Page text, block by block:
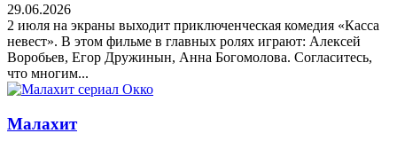
29.06.2026
2 июля на экраны выходит приключенческая комедия «Касса
невест». В этом фильме в главных ролях играют: Алексей
Воробьев, Егор Дружинын, Анна Богомолова. Согласитесь,
что многим...
Малахит